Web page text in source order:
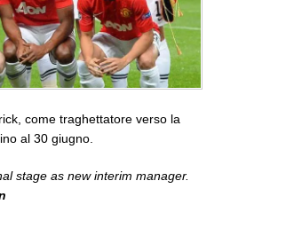
come traghettatore verso la
al 30 giugno.
stage as new interim manager.